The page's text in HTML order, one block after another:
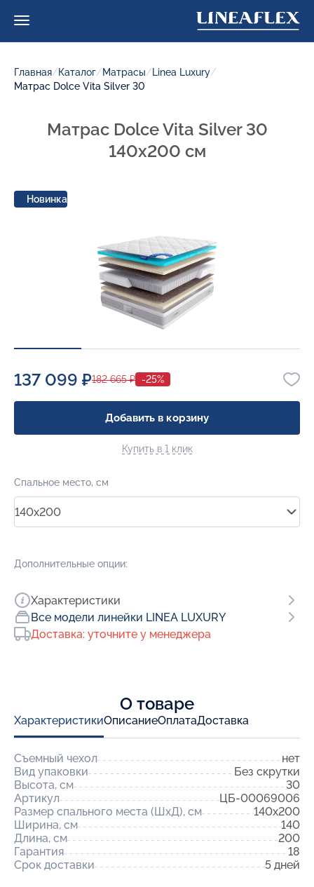
Главная/Каталог/Матрасы/ Linea Luxury/
Матрас Dolce Vita Silver 30
О товаре
ХарактеристикиОписаниеОплатаДоставка
Съемный чехол
нет
Вид упаковки
Без скрутки
Высота, см
30
Артикул
ЦБ-00069006
Размер спального места (ШхД), см
140x200
Ширина, см
140
Длина, см
200
Гарантия
18
Срок доставки
5 дней
Матрас Dolce Vita Silver 30
140x200 см
Новинка
137 099 ₽182 665 ₽ -25%
Добавить в корзину
Купить в 1 клик
Спальное место, см
140x200
Дополнительные опции:
Характеристики
Все модели линейки LINEA LUXURY
Доставка: уточните у менеджера